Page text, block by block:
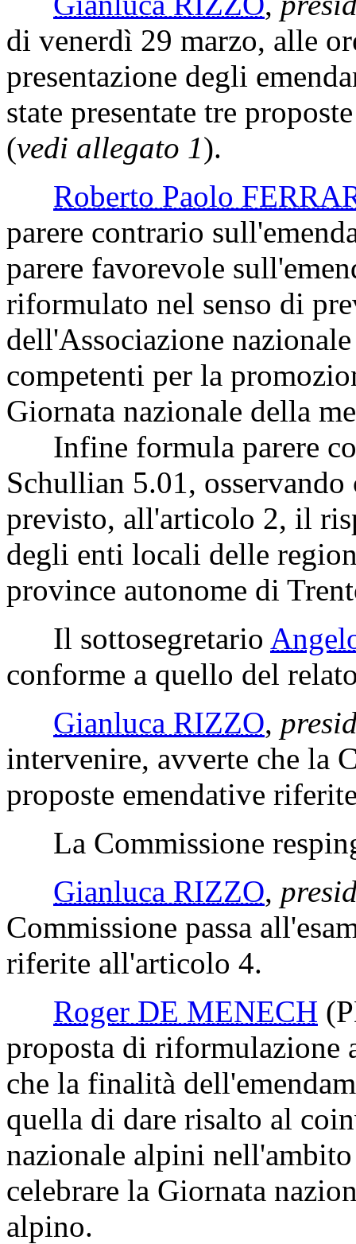
di venerdì 29 marzo, alle
presentazione degli
state presentate tre
(vedi allegato 1).
Roberto Paolo
parere contrario
parere favorevole
riformulato nel senso di
dell'Associazione
competenti per la
Giornata nazionale della
Infine formula parere
Schullian 5.01,
previsto, all'articolo 2, il
degli enti locali delle
province autonome di
Il sottosegretario
conforme a quello del
Gianluca RIZZO,
intervenire, avverte che la
proposte emendative
La Commissione
Gianluca RIZZO,
Commissione passa
riferite all'articolo 4.
Roger DE MENECH
proposta di riformulazione
che la finalità
quella di dare risalto al
nazionale alpini
celebrare la Giornata
alpino.